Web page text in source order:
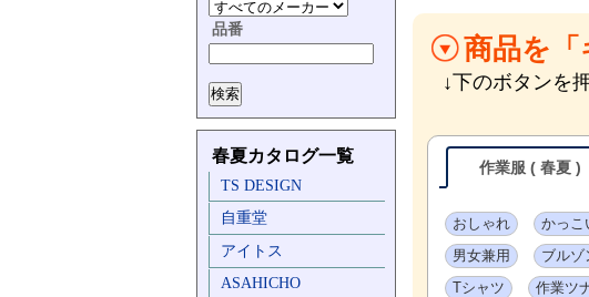
品番
春夏カタログ一覧
TS DESIGN
自重堂
アイトス
ASAHICHO
商品を
↓下のボタンを
作業服 ( 春夏 )
おしゃれ かっこ
男女兼用
ブルゾ
Tシャツ
作業ツ